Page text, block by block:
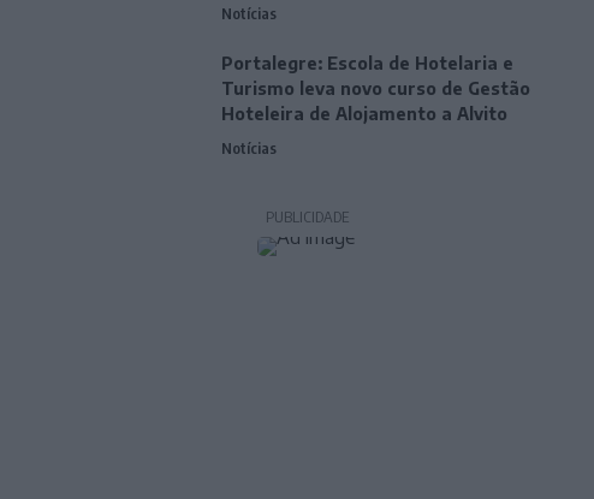
Notícias
Portalegre: Escola de Hotelaria e
Turismo leva novo curso de Gestão
Hoteleira de Alojamento a Alvito
Notícias
PUBLICIDADE